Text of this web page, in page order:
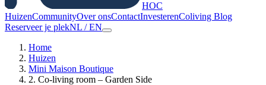
HOC
HuizenCommunityOver onsContactInvesterenColiving Blog
Reserveer je plekNL /EN
Home
Huizen
Mini Maison Boutique
2. Co-living room – Garden Side